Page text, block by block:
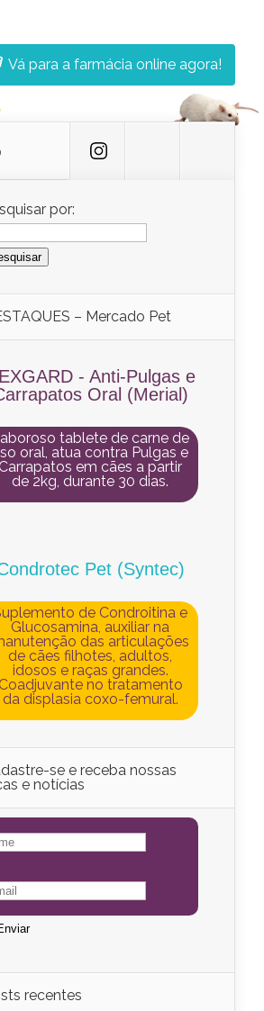
Vá para a farmácia online agora!
por:
– Mercado Pet
- Anti-Pulgas e
Oral (Merial)
tablete de carne de
oral, atua contra Pulgas e
Carrapatos em cães a partir
de 2kg, durante 30 dias.
Pet (Syntec)
de Condroitina e
Glucosamina, auxiliar na
das articulações
de cães filhotes, adultos,
idosos e raças grandes.
Coadjuvante no tratamento
da displasia coxo-femural.
se e receba nossas
e notícias
recentes